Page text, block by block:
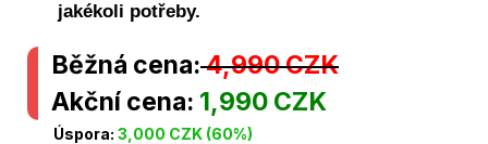
jakékoli potřeby.
Běžná cena:4,990 CZK
Akční cena: 1,990 CZK
Úspora: 3,000 CZK (60%)